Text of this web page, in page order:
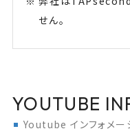
せん。
YOUTUBE
Youtube インフォメー